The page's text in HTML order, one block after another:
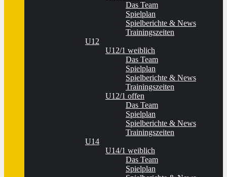
Das Team
Spielplan
Spielberichte & News
Trainingszeiten
U12
U12/1 weiblich
Das Team
Spielplan
Spielberichte & News
Trainingszeiten
U12/1 offen
Das Team
Spielplan
Spielberichte & News
Trainingszeiten
U14
U14/1 weiblich
Das Team
Spielplan